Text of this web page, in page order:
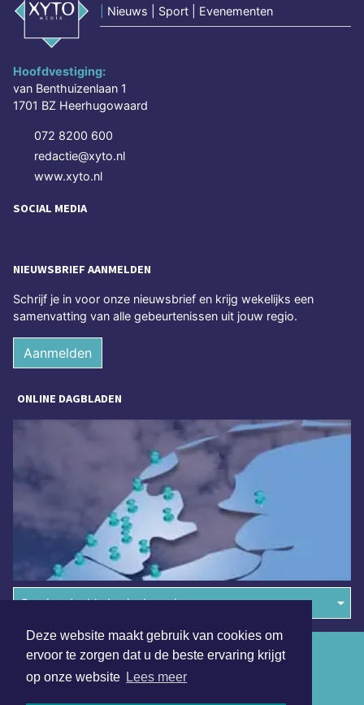
Deze website maakt gebruik van cookies om
ervoor te zorgen dat u de beste ervaring krijgt
op onze website Lees meer
Nieuws | Sport | Evenementen
Hoofdvestiging:
van Benthuizenlaan 1
1701 BZ Heerhugowaard
072 8200 600
redactie@xyto.nl
www.xyto.nl
SOCIAL MEDIA
NIEUWSBRIEF AANMELDEN
Schrijf je in voor onze nieuwsbrief en krijg wekelijks een
samenvatting van alle gebeurtenissen uit jouw regio.
Aanmelden
ONLINE DAGBLADEN
Overige dagbladen in de regio
Algemene voorwaarden
Disclaimer